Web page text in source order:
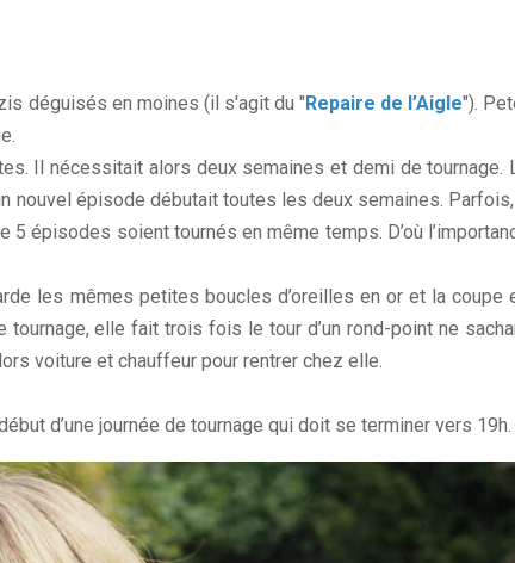
déguisés en moines (il s'agit du "Repaire de l’Aigle").
Il nécessitait alors deux semaines et demi de tournage.
nouvel épisode débutait toutes les deux semaines.
épisodes soient tournés en même temps. D’où
les mêmes petites boucles d’oreilles en or et la coupe
elle fait trois fois le tour d’un rond-point ne
voiture et chauffeur pour rentrer chez elle.
d’une journée de tournage qui doit se terminer vers 19h.